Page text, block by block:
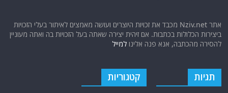
אתר Nziv.net מכבד את זכויות היוצרים ועושה מאמצים לאיתור בעלי הזכויות
ביצירות הכלולות בכתבות. אם זיהית יצירה שאתה בעל הזכויות בה ואתה מעוניין
להסירה מהכתבה, אנא פנה אלינולמייל
תגיות קטגוריות